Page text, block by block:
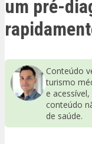
um pré-
Conteúdo
turismo
e
conteúdo
de saúde.